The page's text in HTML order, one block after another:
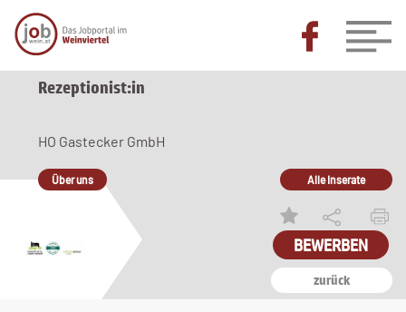
Rezeptionist:in
zurück
HO Gastecker GmbH
Über uns Alle Inserate
BEWERBEN